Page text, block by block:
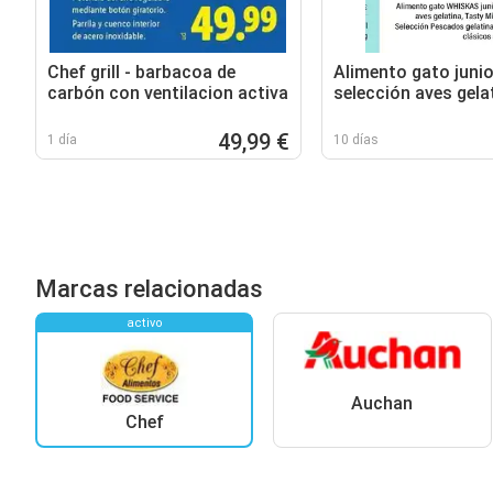
Chef grill - barbacoa de
carbón con ventilacion activa
1 día 49,99 €
Alimento gato
selección aves
Selección
o Selección
10 días
Marcas relacionadas
activo
Chef
Auchan